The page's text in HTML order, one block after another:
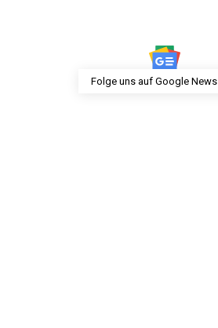
Folge uns auf Google News